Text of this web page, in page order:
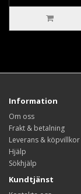
Information
Om oss
Frakt & betalning
Leverans & köpvillkor
Hjälp
Sökhjälp
Kundtjänst